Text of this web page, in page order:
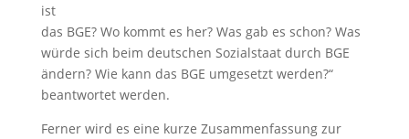
ist
das BGE? Wo kommt es her? Was gab es schon? Was
würde sich beim deutschen Sozialstaat durch BGE
ändern? Wie kann das BGE umgesetzt werden?“
beantwortet werden.
Ferner wird es eine kurze Zusammenfassung zur